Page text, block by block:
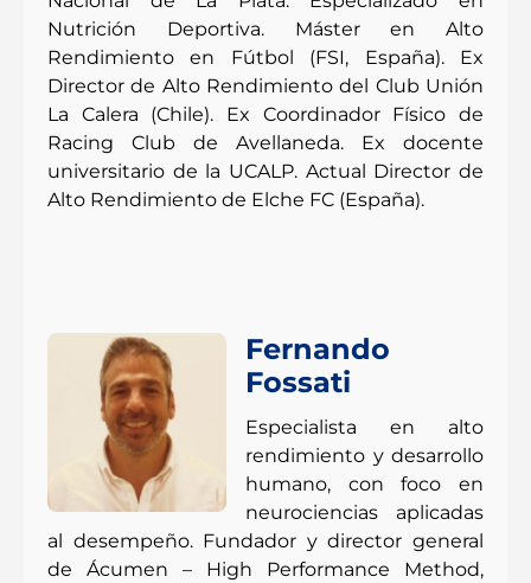
Nutrición Deportiva. Máster en Alto
Rendimiento en Fútbol (FSI, España). Ex
Director de Alto Rendimiento del Club Unión
La Calera (Chile). Ex Coordinador Físico de
Racing Club de Avellaneda. Ex docente
universitario de la UCALP. Actual Director de
Alto Rendimiento de Elche FC (España).
Fernando
Fossati
Especialista en alto
rendimiento y desarrollo
humano, con foco en
neurociencias aplicadas
al desempeño. Fundador y director general
de Ácumen – High Performance Method,